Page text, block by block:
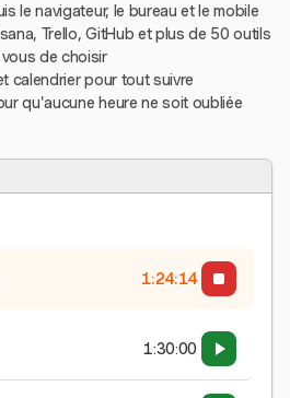
le navigateur, le bureau et le mobile
Trello, GitHub et plus de 50 outils
de choisir
calendrier pour tout suivre
qu'aucune heure ne soit oubliée
1:24:15
1:30:00